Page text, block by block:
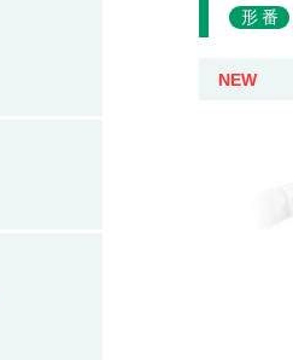
形番
NEW